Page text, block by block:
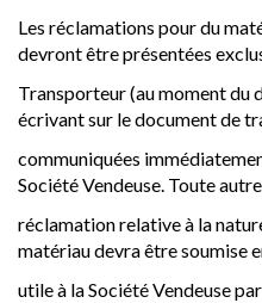
Les réclamations pour du
devront être présentées
Transporteur (au moment du
écrivant sur le document de
communiquées
Société Vendeuse. Toute autre
réclamation relative à la
matériau devra être soumise
utile à la Société Vendeuse